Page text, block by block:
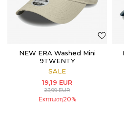
NEW ERA Washed Mini
9TWENTY
SALE
19,19 EUR
23,99EUR
Εκπτωση20%